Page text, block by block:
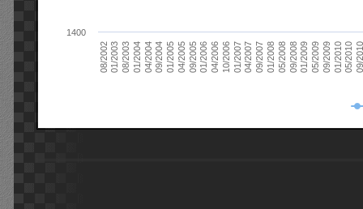
08/200201/200308/200301/200404/200409/200401/200504/200509/200501/200604/200610/200601/200704/200709/200701/200805/200809/200801/200905/200909/200901/201005/201009/
1400